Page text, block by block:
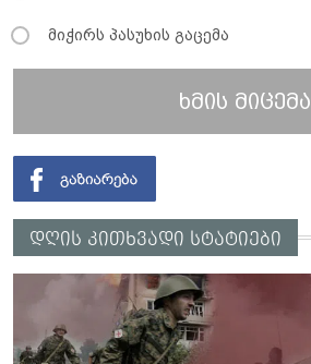
მიჭირს პასუხის გაცემა
ხმის მიცემა
დღის კითხვადი სტატიები